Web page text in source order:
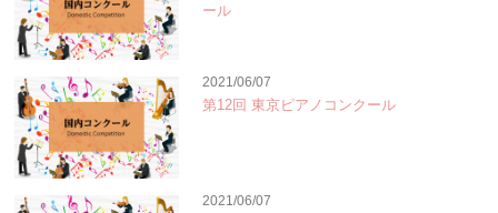
ール
2021/06/07
第12回 東京ピアノコンクール
2021/06/07